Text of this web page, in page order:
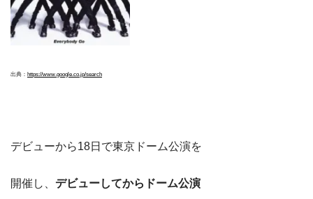
出典： https://www.google.co.jp/search
デビューから18日で東京ドーム公演を
開催し、 デビューしてからドーム公演